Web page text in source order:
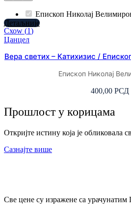
Епископ Николај
Схоw (1)
Цанцел
Детаљније
Вера светих – Катихизис /
Епископ Николај
400,00 РСД
Прошлост у корицама
Откријте истину која је обликовала
Сазнајте више
Све цене су изражене са